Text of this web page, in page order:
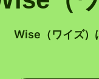
Wise（ワイズ）